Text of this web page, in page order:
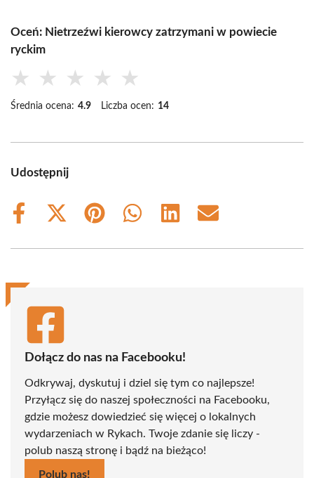
Oceń: Nietrzeźwi kierowcy zatrzymani w powiecie
ryckim
★ ★ ★ ★ ★
Średnia ocena: 4.9 Liczba ocen: 14
Udostępnij
Share
Share
(Twitter)
Share
Share
Share
Share
Dołącz do nas na Facebooku!
Odkrywaj, dyskutuj i dziel się tym co najlepsze!
Przyłącz się do naszej społeczności na Facebooku,
gdzie możesz dowiedzieć się więcej o lokalnych
wydarzeniach w Rykach. Twoje zdanie się liczy -
polub naszą stronę i bądź na bieżąco!
Polub nas!